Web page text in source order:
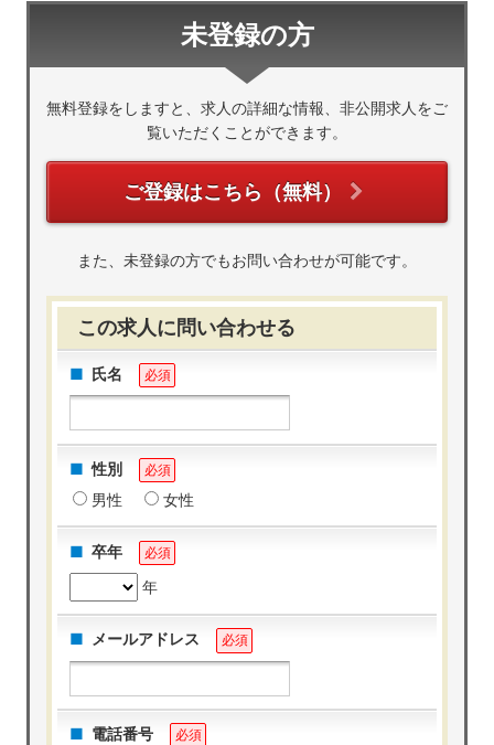
未登録の方
無料登録をしますと、求人の詳細な情報、非公開求人をご
覧いただくことができます。
ご登録はこちら（無料）
また、未登録の方でもお問い合わせが可能です。
この求人に問い合わせる
氏名 必須
性別 必須
男性 女性
卒年 必須
年
メールアドレス 必須
電話番号 必須